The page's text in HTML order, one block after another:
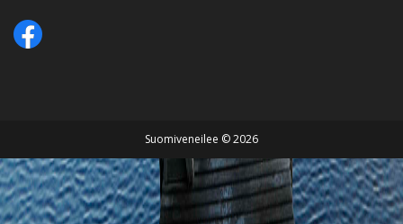
Suomiveneilee © 2026